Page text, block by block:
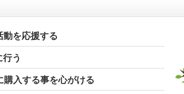
動を応援する
う
購入する事を心がける